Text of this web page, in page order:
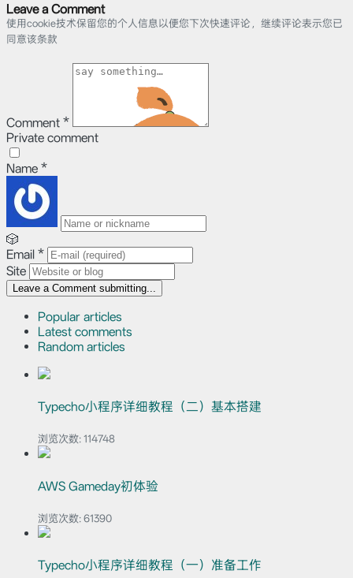
Leave a Comment
使用cookie技术保留您的个人信息以便您下次快速评论，继续评论表示您已
同意该条款
Comment *
Private comment
Name *
🎲
Email *
Site
Leave a Comment submitting...
Popular articles
Latest comments
Random articles
Typecho小程序详细教程（二）基本搭建
浏览次数: 114748
AWS Gameday初体验
浏览次数: 61390
Typecho小程序详细教程（一）准备工作